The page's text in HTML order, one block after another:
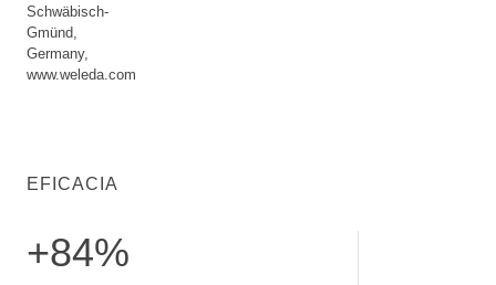
Schwäbisch-
Gmünd,
Germany,
www.weleda.com
EFICACIA
+84%